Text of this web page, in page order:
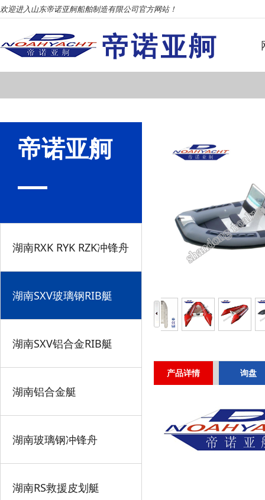
欢迎进入山东帝诺亚舸船舶制造有限公司官方网站！
帝诺亚舸
湖南RXK RYK RZK冲锋舟
湖南SXV玻璃钢RIB艇
湖南SXV铝合金RIB艇
湖南铝合金艇
湖南玻璃钢冲锋舟
湖南RS救援皮划艇
产品详情 询盘